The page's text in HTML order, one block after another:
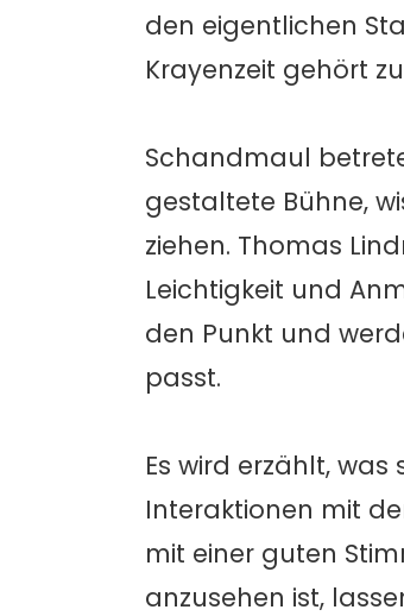
den eigentlichen
Krayenzeit gehört
Schandmaul
gestaltete Bühne,
ziehen. Thomas
Leichtigkeit und
den Punkt und
passt.
Es wird erzählt,
Interaktionen mit
mit einer guten
anzusehen ist,